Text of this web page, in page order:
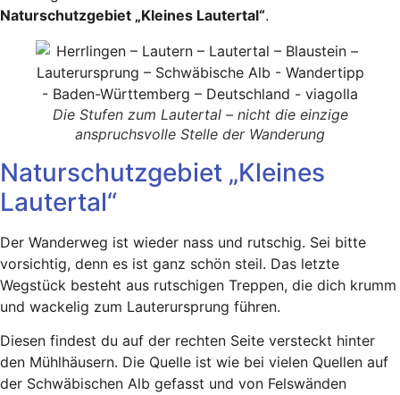
Naturschutzgebiet „Kleines Lautertal“.
Die Stufen zum Lautertal – nicht die einzige
anspruchsvolle Stelle der Wanderung
Naturschutzgebiet „Kleines
Lautertal“
Der Wanderweg ist wieder nass und rutschig. Sei bitte
vorsichtig, denn es ist ganz schön steil. Das letzte
Wegstück besteht aus rutschigen Treppen, die dich krumm
und wackelig zum Lauterursprung führen.
Diesen findest du auf der rechten Seite versteckt hinter
den Mühlhäusern. Die Quelle ist wie bei vielen Quellen auf
der Schwäbischen Alb gefasst und von Felswänden